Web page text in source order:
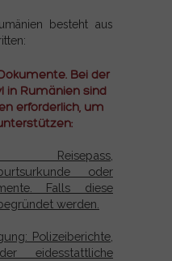
besteht aus
Bei der
in Rumänien sind
erforderlich, um
Reisepass,
oder
Falls diese
werden.
Polizeiberichte,
eidesstattliche